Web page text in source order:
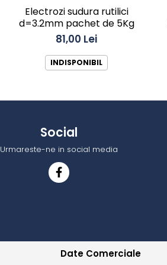
Electrozi sudura rutilici
d=3.2mm pachet de 5Kg
81,00 Lei
INDISPONIBIL
Social
Urmareste-ne in social media
Date Comerciale